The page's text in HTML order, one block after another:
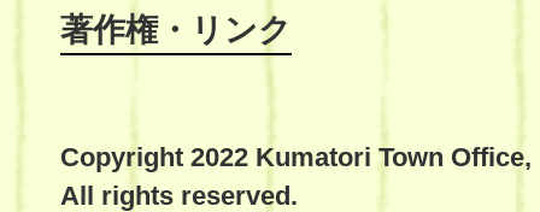
著作権・リンク
Copyright 2022 Kumatori Town Office,
All rights reserved.